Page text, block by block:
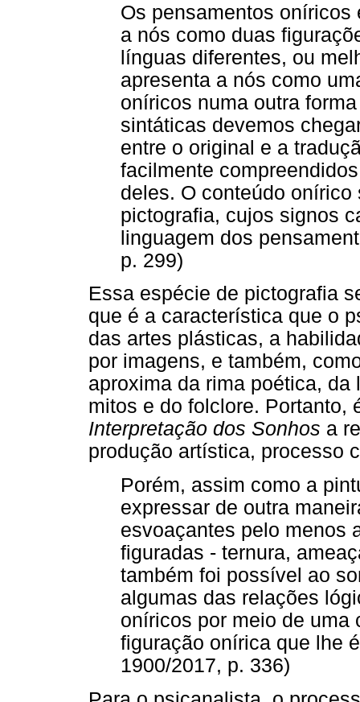
Os pensamentos
a nós como duas
línguas diferentes, ou
apresenta a nós como
oníricos numa outra
sintáticas devemos
entre o original e a
facilmente
deles. O conteúdo
pictografia, cujos signos
linguagem dos
p. 299)
Essa espécie de pictografia
que é a característica que o
das artes plásticas, a
por imagens, e também,
aproxima da rima poética,
mitos e do folclore. Portanto,
Interpretação dos Sonhos a
produção artística, processo
Porém, assim como a
expressar de outra
esvoaçantes pelo menos
figuradas - ternura,
também foi possível ao
algumas das relações
oníricos por meio de uma
figuração onírica que lhe
1900/2017, p. 336)